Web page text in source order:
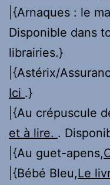
|{Arnaques : le
Disponible dans
librairies.}
|{Astérix/
Ici .}
|{Au crépuscule
et à lire. .
|{Au guet-apens,
|{Bébé Bleu,Le